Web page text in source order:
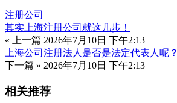
注册公司
其实上海注册公司就这几步！
« 上一篇 2026年7月10日 下午2:13
上海公司注册法人是否是法定代表人呢？
下一篇 » 2026年7月10日 下午2:13
相关推荐